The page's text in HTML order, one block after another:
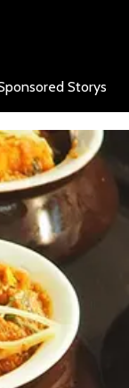
Storys